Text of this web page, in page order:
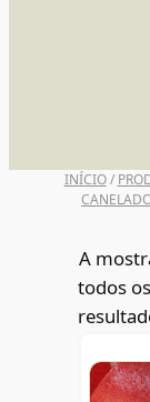
INÍCIO/
A
todos